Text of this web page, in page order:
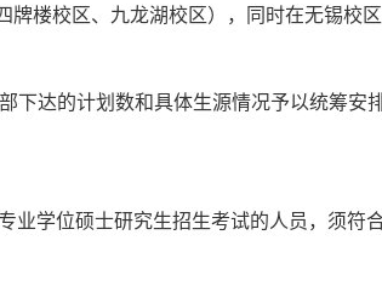
牌楼校区、九龙湖校区），同时在无锡校
下达的计划数和具体生源情况予以统筹安
业学位硕士研究生招生考试的人员，须符合